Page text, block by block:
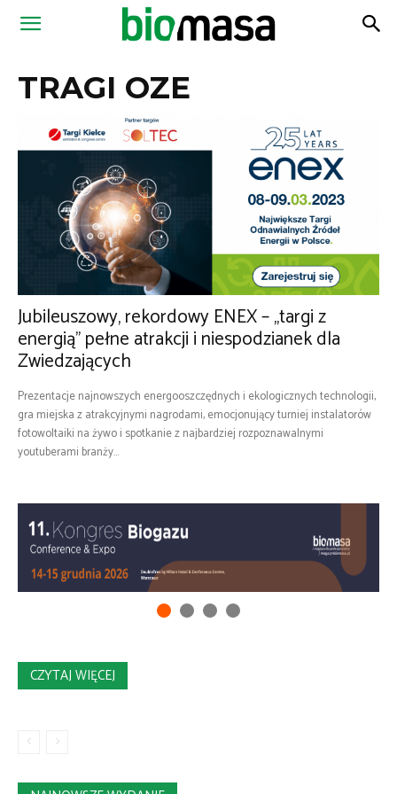
Magazyn
TRAGI OZE
Jubileuszowy, rekordowy ENEX – „targi z
energią” pełne atrakcji i niespodzianek dla
Zwiedzających
Prezentacje najnowszych energooszczędnych i ekologicznych technologii,
gra miejska z atrakcyjnymi nagrodami, emocjonujący turniej instalatorów
fotowoltaiki na żywo i spotkanie z najbardziej rozpoznawalnymi
youtuberami branży...
CZYTAJ WIĘCEJ